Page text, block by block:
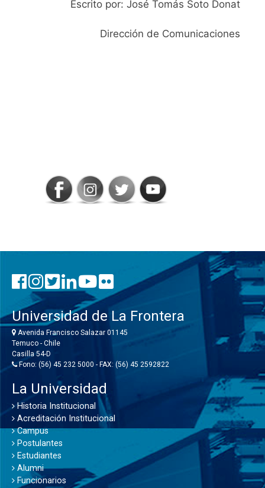
Escrito por: José Tomás Soto Donat
Dirección de Comunicaciones
Universidad de La Frontera
Avenida Francisco Salazar 01145
Temuco - Chile
Casilla 54-D
Fono: (56) 45 232 5000 - FAX: (56) 45 2592822
La Universidad
Historia Institucional
Acreditación Institucional
Campus
Postulantes
Estudiantes
Alumni
Funcionarios